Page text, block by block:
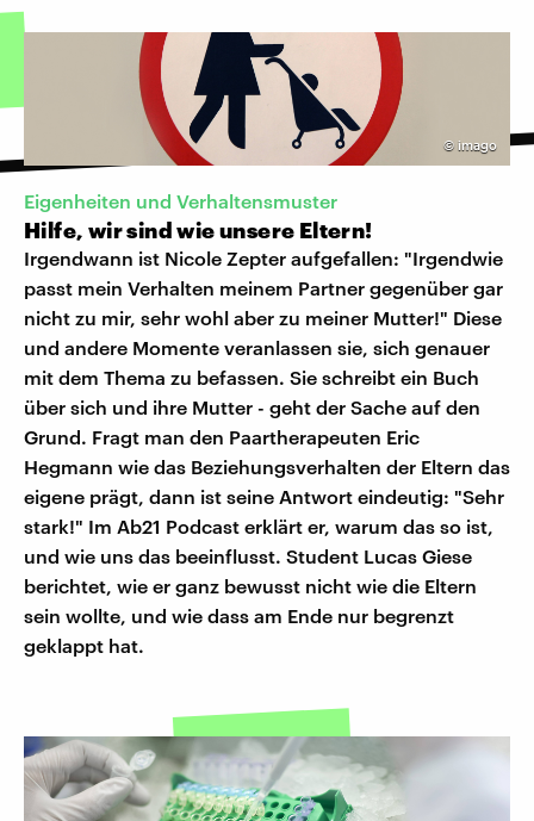
© imago
Eigenheiten und Verhaltensmuster
Hilfe, wir sind wie unsere Eltern!
Irgendwann ist Nicole Zepter aufgefallen: "Irgendwie
passt mein Verhalten meinem Partner gegenüber gar
nicht zu mir, sehr wohl aber zu meiner Mutter!" Diese
und andere Momente veranlassen sie, sich genauer
mit dem Thema zu befassen. Sie schreibt ein Buch
über sich und ihre Mutter - geht der Sache auf den
Grund. Fragt man den Paartherapeuten Eric
Hegmann wie das Beziehungsverhalten der Eltern das
eigene prägt, dann ist seine Antwort eindeutig: "Sehr
stark!" Im Ab21 Podcast erklärt er, warum das so ist,
und wie uns das beeinflusst. Student Lucas Giese
berichtet, wie er ganz bewusst nicht wie die Eltern
sein wollte, und wie dass am Ende nur begrenzt
geklappt hat.